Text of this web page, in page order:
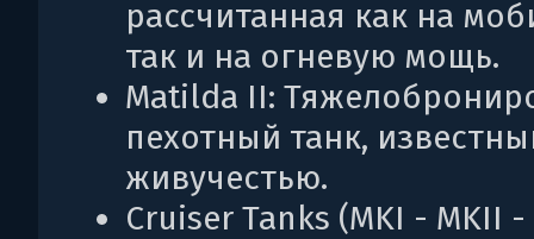
рассчитанная как на
так и на огневую мощь.
Matilda II:
пехотный танк,
живучестью.
Cruiser Tanks (MKI - MKII